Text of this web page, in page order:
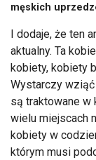
męskich
I dodaje, że ten
aktualny. Ta
kobiety, kobiety
Wystarczy
są traktowane w
wielu miejscach
kobiety w
którym musi